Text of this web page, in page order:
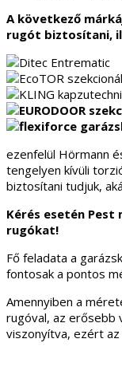
A következő
rugót biztosítani,
ezenfelül Hörmann
tengelyen kívüli
biztosítani tudjuk,
Kérés esetén
rugókat!
Fő feladata a
fontosak a pontos
Amennyiben a
rugóval, az erősebb
viszonyítva, ezért az